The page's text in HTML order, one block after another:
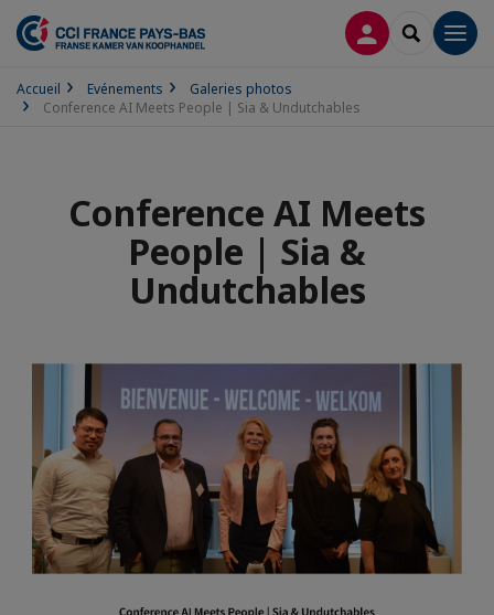
CONNEXION
Accueil Evénements
Galeries photos
Conference AI Meets People | Sia & Undutchables
Conference AI Meets
People | Sia &
Undutchables